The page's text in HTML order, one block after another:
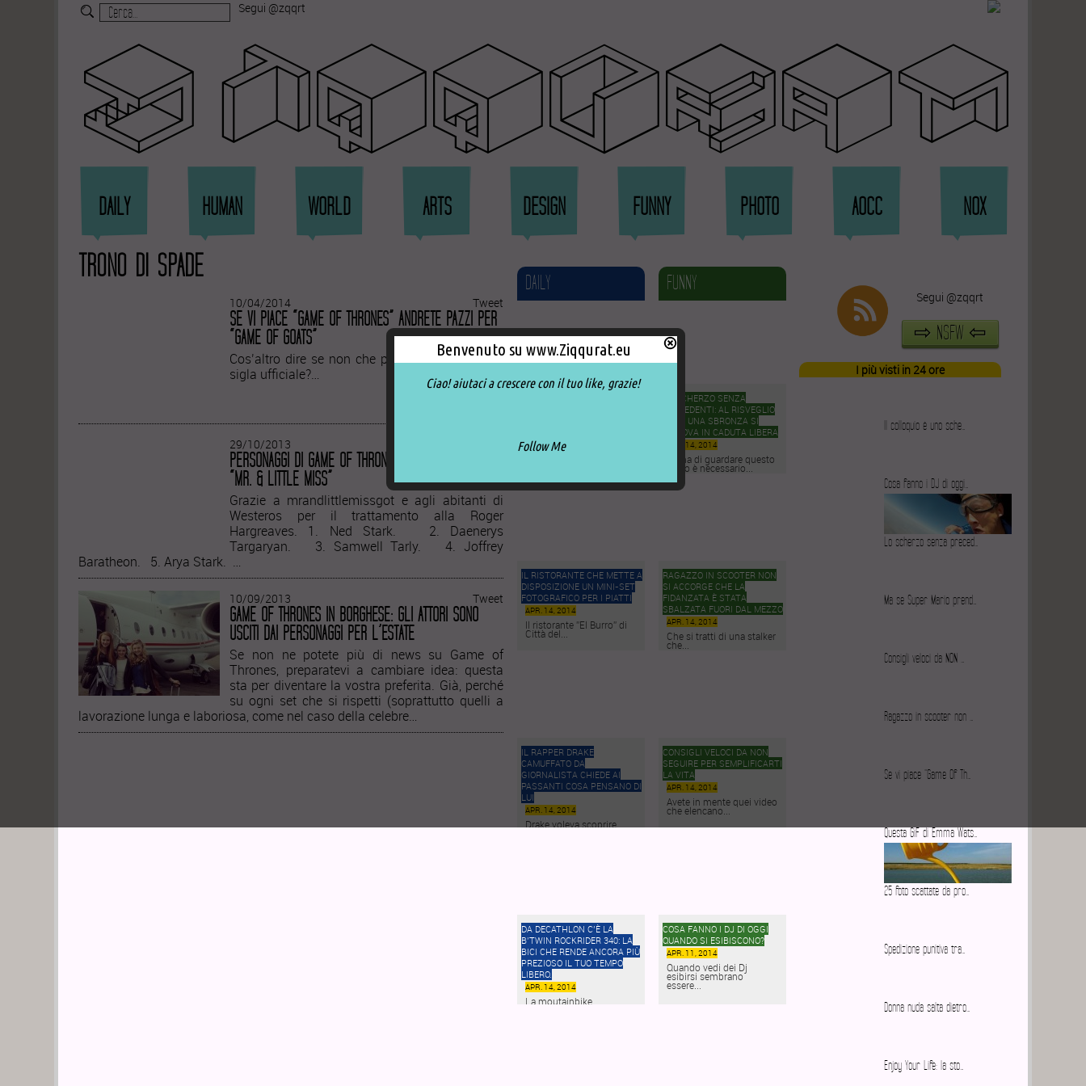
Segui @zqqrt
Ziqqurat
DAILY HUMAN WORLD ARTS DESIGN FUNNY PHOTO AOCC NOX
TRONO DI SPADE
10/04/2014 Tweet
SE VI PIACE “GAME OF THRONES” ANDRETE PAZZI PER
“GAME OF GOATS”
Cos’altro dire se non che potrebbe diventare la
sigla ufficiale?…
29/10/2013
PERSONAGGI DI GAME OF THRONES DISEGNATI IN STILE
“MR. & LITTLE MISS”
Grazie a mrandlittlemissgot e agli abitanti di
Westeros per il trattamento alla Roger
Hargreaves. 1. Ned Stark. 2. Daenerys
Targaryan. 3. Samwell Tarly. 4. Joffrey
Baratheon. 5. Arya Stark. …
10/09/2013 Tweet
GAME OF THRONES IN BORGHESE: GLI ATTORI SONO
USCITI DAI PERSONAGGI PER L’ESTATE
Se non ne potete più di news su Game of
Thrones, preparatevi a cambiare idea: questa
sta per diventare la vostra preferita. Già, perché
su ogni set che si rispetti (soprattutto quelli a
lavorazione lunga e laboriosa, come nel caso della celebre…
Segui @zqqrt
⇨ NSFW ⇦
I più visti in 24 ore
Il colloquio è uno sche…
Cosa fanno i DJ di oggi…
Lo scherzo senza preced…
Ma se Super Mario prend…
Consigli veloci da NON …
Ragazzo in scooter non …
Se vi piace "Game Of Th…
Questa GiF di Emma Wats…
25 foto scattate da pro…
Spedizione punitiva tra…
Donna nuda salta dietro…
Enjoy Your Life: la sto…
DAILY
APR. 14, 2014
IL RISTORANTE CHE METTE A
DISPOSIZIONE UN MINI-SET
FOTOGRAFICO PER I PIATTI
APR. 14, 2014
Il ristorante ”El Burro” di
Città del...
IL RAPPER DRAKE
CAMUFFATO DA
GIORNALISTA CHIEDE AI
PASSANTI COSA PENSANO DI
LUI
APR. 14, 2014
Drake voleva scoprire
DA DECATHLON C’È LA
B’TWIN ROCKRIDER 340: LA
BICI CHE RENDE ANCORA PIÙ
PREZIOSO IL TUO TEMPO
LIBERO.
APR. 14, 2014
La moutainbike
FUNNY
LO SCHERZO SENZA
PRECEDENTI: AL RISVEGLIO
DOPO UNA SBRONZA SI
RITROVA IN CADUTA LIBERA
APR. 14, 2014
Prima di guardare questo
video è necessario...
RAGAZZO IN SCOOTER NON
SI ACCORGE CHE LA
FIDANZATA È STATA
SBALZATA FUORI DAL MEZZO
APR. 14, 2014
Che si tratti di una stalker
che...
CONSIGLI VELOCI DA NON
SEGUIRE PER SEMPLIFICARTI
LA VITA
APR. 14, 2014
Avete in mente quei video
che elencano...
COSA FANNO I DJ DI OGGI
QUANDO SI ESIBISCONO?
APR. 11, 2014
Quando vedi dei Dj
esibirsi sembrano
essere...
Benvenuto su www.Ziqqurat.eu
Ciao! aiutaci a crescere con il tuo like, grazie!
Follow Me